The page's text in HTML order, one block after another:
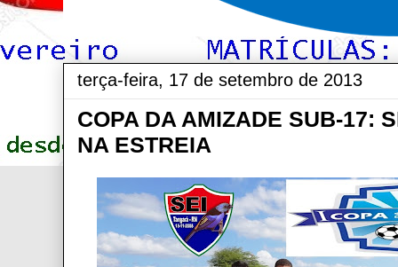
terça-feira, 17 de setembro de 2013
COPA DA AMIZADE SUB-17:
NA ESTREIA